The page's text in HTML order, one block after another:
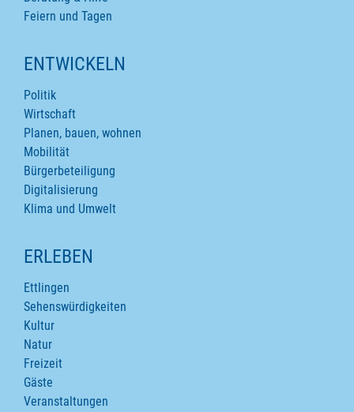
Feiern und Tagen
ENTWICKELN
Politik
Wirtschaft
Planen, bauen, wohnen
Mobilität
Bürgerbeteiligung
Digitalisierung
Klima und Umwelt
ERLEBEN
Ettlingen
Sehenswürdigkeiten
Kultur
Natur
Freizeit
Gäste
Veranstaltungen